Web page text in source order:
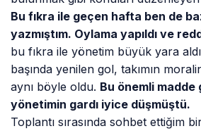
Bu fıkra ile geçen hafta ben de
yazmıştım. Oylama yapıldı ve
bu fıkra ile yönetim büyük yara
başında yenilen gol, takımın
aynı böyle oldu. Bu önemli
yönetimin gardı iyice düşmüştü.
Toplantı sırasında sohbet ettiğim